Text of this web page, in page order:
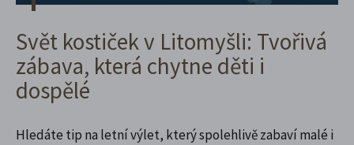
Svět kostiček v Litomyšli: Tvořivá
zábava, která chytne děti i
dospělé
Hledáte tip na letní výlet, který spolehlivě zabaví malé i